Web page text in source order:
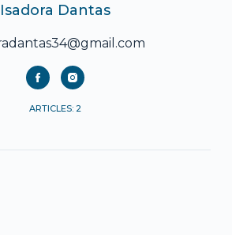
Isadora Dantas
ARTICLES: 2